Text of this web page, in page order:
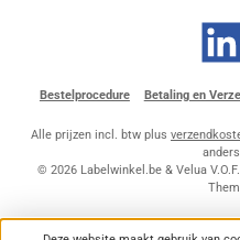
LinkedIn
Bestelprocedure Betaling en
Alle prijzen incl. btw plus
© 2026 Labelwinkel.be & Velua